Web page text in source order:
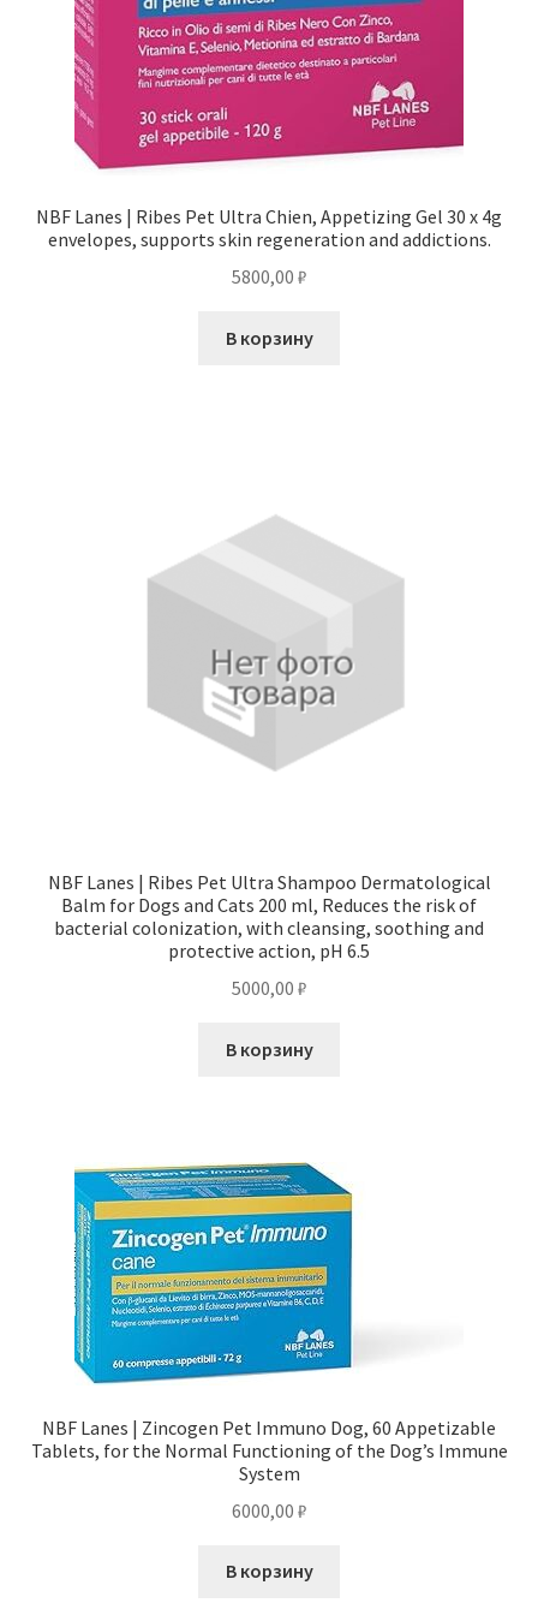
NBF Lanes | Ribes Pet Ultra Chien, Appetizing Gel 30 x 4g
envelopes, supports skin regeneration and addictions.
5800,00 ₽
В корзину
NBF Lanes | Ribes Pet Ultra Shampoo Dermatological
Balm for Dogs and Cats 200 ml, Reduces the risk of
bacterial colonization, with cleansing, soothing and
protective action, pH 6.5
5000,00 ₽
В корзину
NBF Lanes | Zincogen Pet Immuno Dog, 60 Appetizable
Tablets, for the Normal Functioning of the Dog’s Immune
System
6000,00 ₽
В корзину